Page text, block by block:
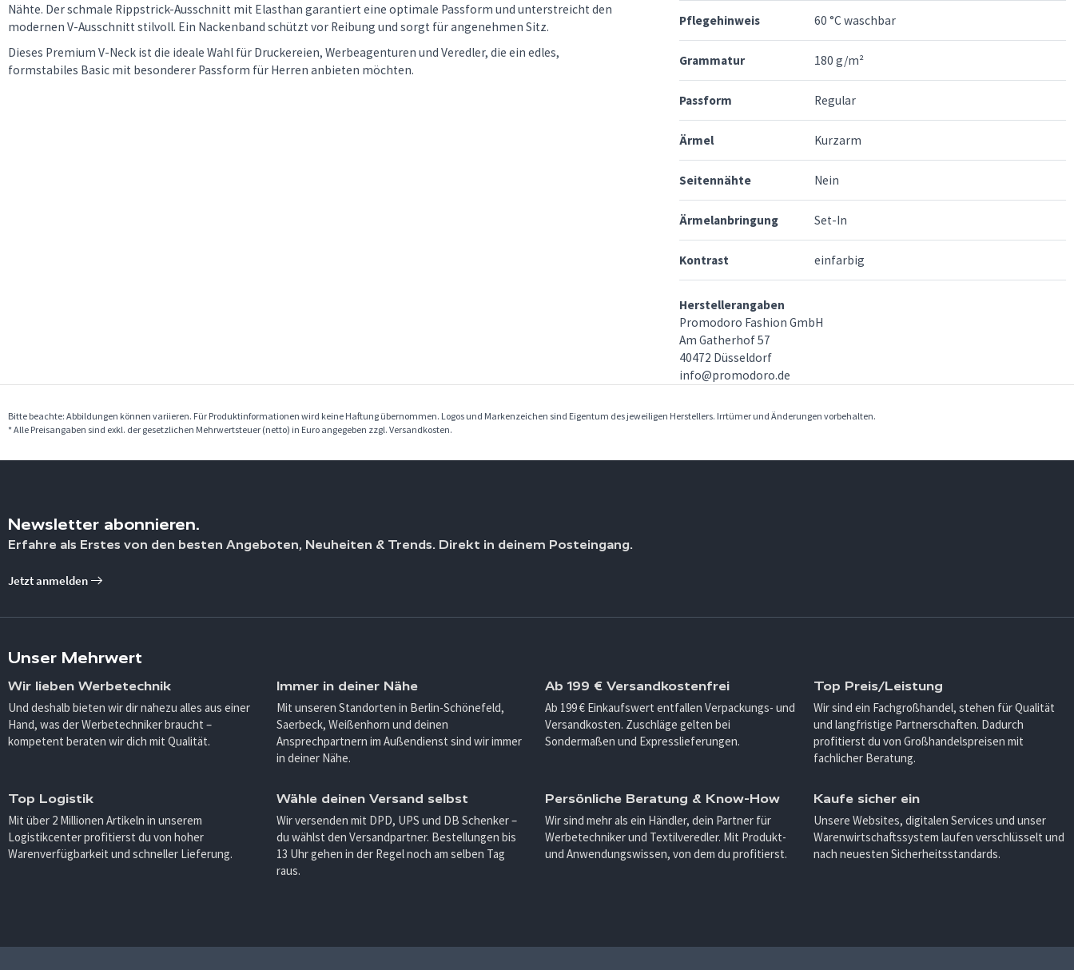
Nähte. Der schmale Rippstrick-Ausschnitt mit Elasthan garantiert eine optimale Passform und unterstreicht den
modernen V-Ausschnitt stilvoll. Ein Nackenband schützt vor Reibung und sorgt für angenehmen Sitz.
Dieses Premium V-Neck ist die ideale Wahl für Druckereien, Werbeagenturen und Veredler, die ein edles,
formstabiles Basic mit besonderer Passform für Herren anbieten möchten.
Pflegehinweis 60 °C waschbar
Grammatur 180 g/m²
Passform Regular
Ärmel Kurzarm
Seitennähte Nein
Ärmelanbringung Set-In
Kontrast einfarbig
Herstellerangaben
Promodoro Fashion GmbH
Am Gatherhof 57
40472 Düsseldorf
info@promodoro.de
Bitte beachte: Abbildungen können variieren. Für Produktinformationen wird keine Haftung übernommen. Logos und Markenzeichen sind Eigentum des jeweiligen Herstellers. Irrtümer und Änderungen vorbehalten.
* Alle Preisangaben sind exkl. der gesetzlichen Mehrwertsteuer (netto) in Euro angegeben zzgl. Versandkosten.
Newsletter abonnieren.
Erfahre als Erstes von den besten Angeboten, Neuheiten & Trends. Direkt in deinem Posteingang.
Jetzt anmelden
Unser Mehrwert
Wir lieben Werbetechnik
Und deshalb bieten wir dir nahezu alles aus einer
Hand, was der Werbetechniker braucht –
kompetent beraten wir dich mit Qualität.
Immer in deiner Nähe
Mit unseren Standorten in Berlin-Schönefeld,
Saerbeck, Weißenhorn und deinen
Ansprechpartnern im Außendienst sind wir immer
in deiner Nähe.
Ab 199 € Versandkostenfrei
Ab 199 € Einkaufswert entfallen Verpackungs- und
Versandkosten. Zuschläge gelten bei
Sondermaßen und Expresslieferungen.
Top Preis/Leistung
Wir sind ein Fachgroßhandel, stehen für Qualität
und langfristige Partnerschaften. Dadurch
profitierst du von Großhandelspreisen mit
fachlicher Beratung.
Top Logistik
Mit über 2 Millionen Artikeln in unserem
Logistikcenter profitierst du von hoher
Warenverfügbarkeit und schneller Lieferung.
Wähle deinen Versand selbst
Wir versenden mit DPD, UPS und DB Schenker –
du wählst den Versandpartner. Bestellungen bis
13 Uhr gehen in der Regel noch am selben Tag
raus.
Persönliche Beratung & Know-How
Wir sind mehr als ein Händler, dein Partner für
Werbetechniker und Textilveredler. Mit Produkt-
und Anwendungswissen, von dem du profitierst.
Kaufe sicher ein
Unsere Websites, digitalen Services und unser
Warenwirtschaftssystem laufen verschlüsselt und
nach neuesten Sicherheitsstandards.